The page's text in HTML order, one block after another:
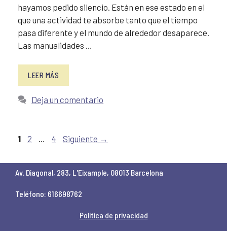
hayamos pedido silencio. Están en ese estado en el
que una actividad te absorbe tanto que el tiempo
pasa diferente y el mundo de alrededor desaparece.
Las manualidades …
LEER MÁS
Deja un comentario
Página
1 Página
2 … Página
4 Siguiente →
Av. Diagonal, 283, L'Eixample, 08013 Barcelona
Teléfono: 616698762
Política de privacidad